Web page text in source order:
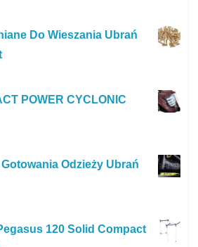
Do Wieszania Ubrań
POWER CYCLONIC
Odzieży Ubrań
120 Solid Compact